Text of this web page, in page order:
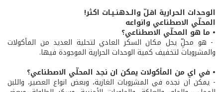
الوحدات الحرارية اقـلّ والـدهنـيـات اكثر!
المحلّي الاصطناعي وانواعه
• ما هو المحلّي الاصطناعي؟
- هو محلِّ يحل مكان السكر العادي لتحلية العديد من المأكولات
والمشروبات لتخفيف كمية الوحدات الحرارية الموجودة فيها.
• في اي من المأكولات يمكن ان نجد المحلّي الاصطناعي؟
- يمكن ان نجده في المشروبات الغازية، وبعض انواع العصير، واللبن